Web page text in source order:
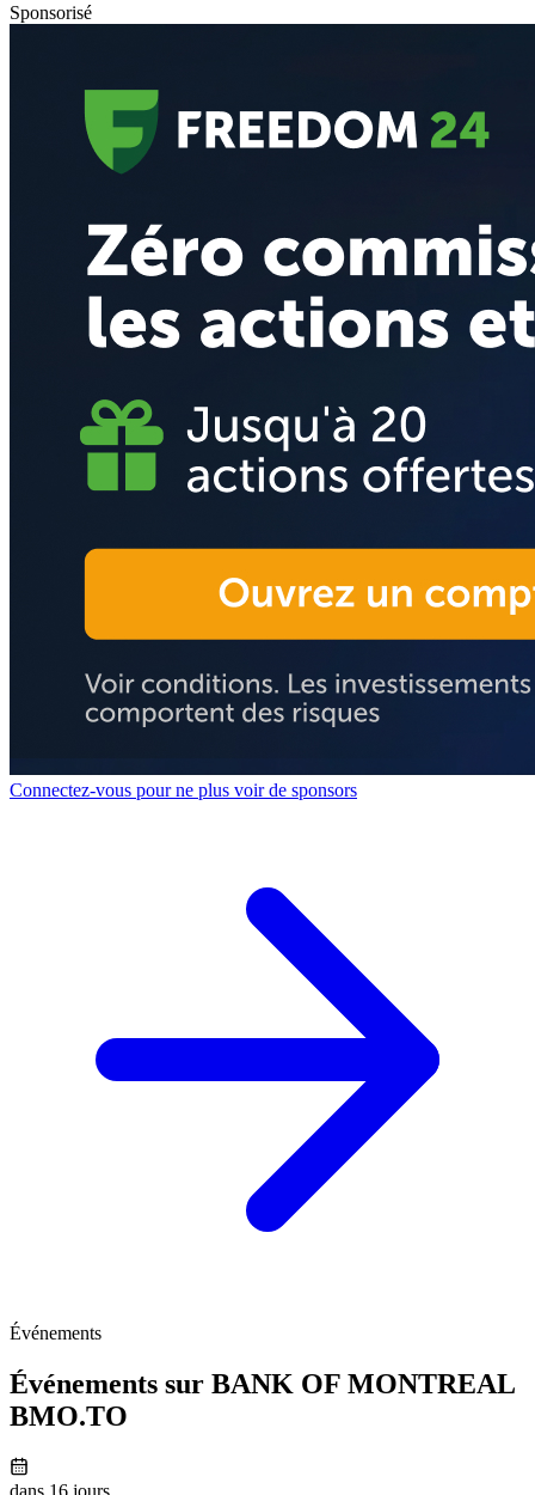
Sponsorisé
Connectez-vous pour ne plus voir de sponsors
Événements
Événements sur BANK OF MONTREAL
BMO.TO
dans 16 jours